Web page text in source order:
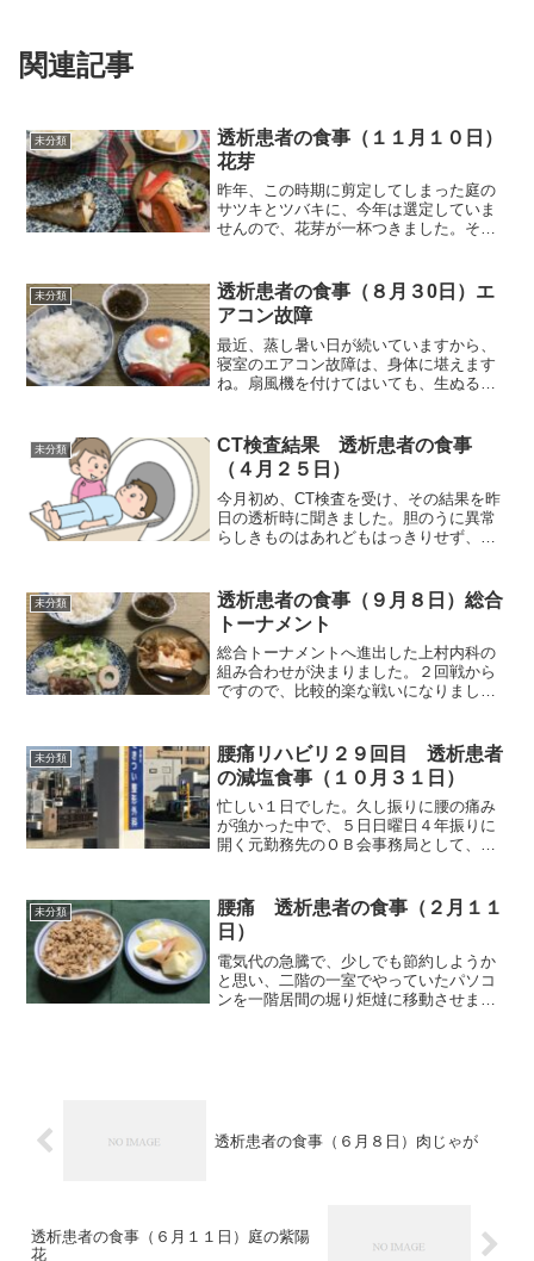
関連記事
未分類
透析患者の食事（１１月１０日）
花芽
昨年、この時期に剪定してしまった庭の
サツキとツバキに、今年は選定していま
せんので、花芽が一杯つきました。それ
ら、油揚げと一緒に麺つゆで煮ました。
春雨の酢ものは、カニカマを...
未分類
透析患者の食事（８月３0日）エ
アコン故障
最近、蒸し暑い日が続いていますから、
寝室のエアコン故障は、身体に堪えます
ね。扇風機を付けてはいても、生ぬるい
ょう。それでは朝食から紹介します。朝
食（目玉焼きです）２日空...
未分類
CT検査結果 透析患者の食事
（４月２５日）
今月初め、CT検査を受け、その結果を昨
日の透析時に聞きました。胆のうに異常
らしきものはあれどもはっきりせず、結
た。とりあえず一安心ですね。それでは
朝食から紹介します。朝...
未分類
透析患者の食事（９月８日）総合
トーナメント
総合トーナメントへ進出した上村内科の
組み合わせが決まりました。２回戦から
ですので、比較的楽な戦いになりました
す。朝食（鯖の竜田揚げです）朝、何を
食べようかと冷凍庫を覗いた...
未分類
腰痛リハビリ２９回目 透析患者
の減塩食事（１０月３１日）
忙しい１日でした。久し振りに腰の痛み
が強かった中で、５日日曜日４年振りに
開く元勤務先のＯＢ会事務局として、名
溜まっていた４日分の食事記録を付け始
めましたが終わらず、３時...
未分類
腰痛 透析患者の食事（２月１１
日）
電気代の急騰で、少しでも節約しようか
と思い、二階の一室でやっていたパソコ
ンを一階居間の堀り炬燵に移動させまし
透析患者の食事（６月８日）肉じゃが
透析患者の食事（６月１１日）庭の紫陽
花